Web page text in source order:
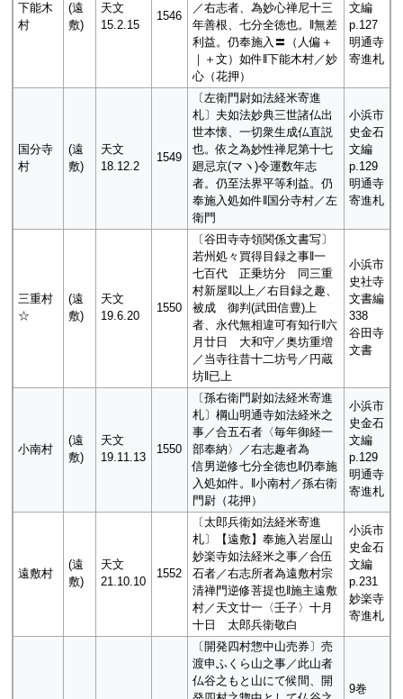
下能木
村
(遠
敷)
天文
15.2.15
1546
／右志者、為妙心禅尼十三
年善根、七分全徳也。‖無差
利益。仍奉施入〓（人偏＋
｜＋文）如件‖下能木村／妙
心（花押）
文編
p.127
明通寺
寄進札
国分寺
村
(遠
敷)
天文
18.12.2
1549
〔左衛門尉如法経米寄進
札〕夫如法妙典三世諸仏出
世本懐、一切衆生成仏直説
也。依之為妙性禅尼第十七
廻忌京(マヽ)令運数年志
者。仍至法界平等利益。仍
奉施入処如件‖国分寺村／左
衛門
小浜市
史金石
文編
p.129
明通寺
寄進札
三重村
☆
(遠
敷)
天文
19.6.20
1550
〔谷田寺寺領関係文書写〕
若州処々買得目録之事‖一
七百代 正乗坊分 同三重
村新屋‖以上／右目録之趣、
被成 御判(武田信豊)上
者、永代無相違可有知行‖六
月廿日 大和守／奥坊重増
／当寺往昔十二坊号／円蔵
坊‖已上
小浜市
史社寺
文書編
338
谷田寺
文書
小南村
(遠
敷)
天文
19.11.13
1550
〔孫右衛門尉如法経米寄進
札〕棡山明通寺如法経米之
事／合五石者〈毎年御経一
部奉納〉／右志趣者為
信男逆修七分全徳也‖仍奉施
入処如件。‖小南村／孫右衛
門尉（花押）
小浜市
史金石
文編
p.129
明通寺
寄進札
遠敷村
(遠
敷)
天文
21.10.10
1552
〔太郎兵衛如法経米寄進
札〕【遠敷】奉施入岩屋山
妙楽寺如法経米之事／合伍
石者／右志所者為遠敷村宗
清禅門逆修菩提也‖施主遠敷
村／天文廿一〈壬子〉十月
十日 太郎兵衛敬白
小浜市
史金石
文編
p.231
妙楽寺
寄進札
〔開発四村惣中山売券〕売
渡申ふくら山之事／此山者
仏谷之もと山にて候間、開
9巻